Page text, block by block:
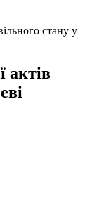
стану у
актів